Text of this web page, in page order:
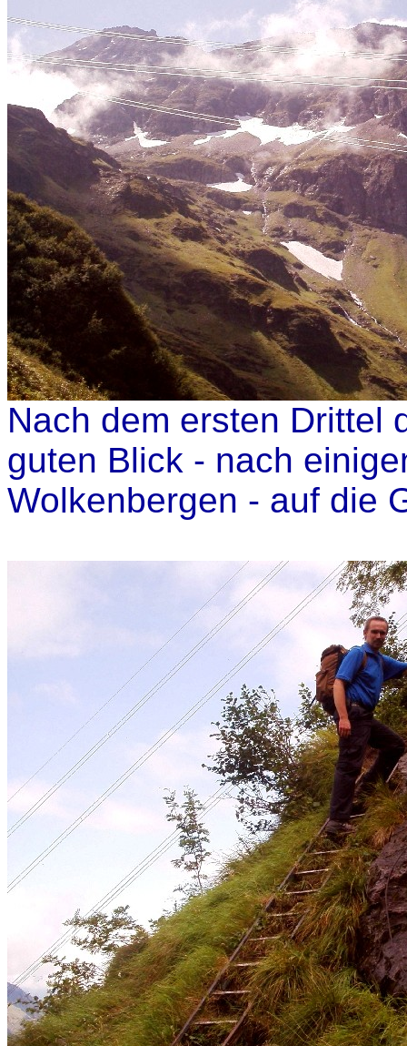
Nach dem ersten Drittel
guten Blick - nach
Wolkenbergen - auf die